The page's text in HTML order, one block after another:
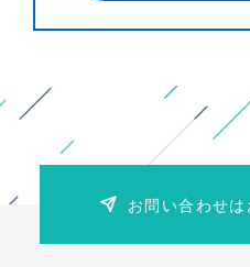
ン
に
る
お問い合わせは